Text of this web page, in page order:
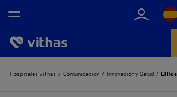
Nosotros
Hospitales Vithas Comunicación Innovación y Salud